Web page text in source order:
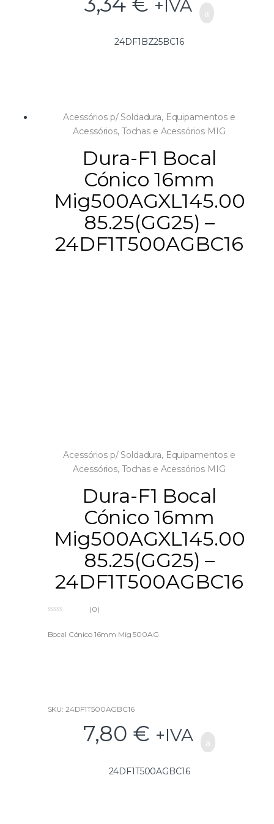
+IVA
24DF1BZ25BC16
Acessórios p/ Soldadura, Equipamentos e
Acessórios, Tochas e Acessórios MIG
Dura-F1 Bocal
Cónico 16mm
Mig500AGXL145.00
85.25(GG25) –
24DF1T500AGBC16
Acessórios p/ Soldadura, Equipamentos e
Acessórios, Tochas e Acessórios MIG
Dura-F1 Bocal
Cónico 16mm
Mig500AGXL145.00
85.25(GG25) –
24DF1T500AGBC16
u
(0)
Bocal Cónico 16mm Mig 500AG
SKU: 24DF1T500AGBC16
7,80 € +IVA
24DF1T500AGBC16